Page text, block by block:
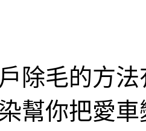
除毛的方法
幫你把愛